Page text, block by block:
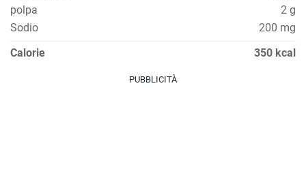
polpa
2 g
Sodio
200 mg
Calorie
350 kcal
PUBBLICITÀ